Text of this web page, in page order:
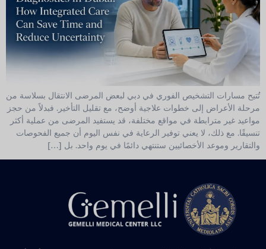
تُتيح مسارات التشخيص الفوري في دبي لبعض المرضى الانتقال بسلاسة من
مرحلة الأعراض إلى خطوات علاجية أوضح، مع تقليل التأخير. فبدلاً من حجز
مواعيد غير مترابطة في مواقع مختلفة، قد يستفيد المرضى من عملية أكثر
تنسيقًا. مع ذلك، لا يعني توفير الرعاية في نفس اليوم أن جميع الفحوصات
والتقارير وموعد الأخصائيين ستنتهي دائمًا في يوم واحد. بل […]